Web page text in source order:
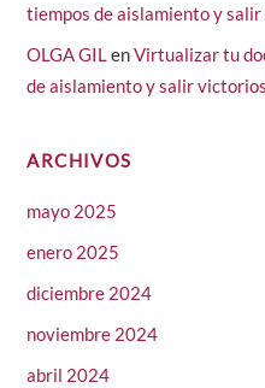
tiempos de aislamiento y salir
OLGA GILenVirtualizar tu
de aislamiento y salir
ARCHIVOS
mayo 2025
enero 2025
diciembre 2024
noviembre 2024
abril 2024